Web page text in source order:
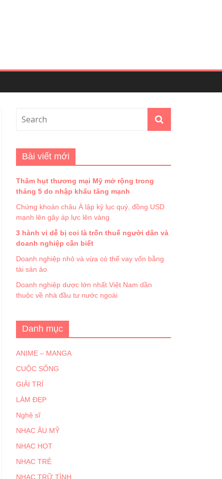
Bài viết mới
Thâm hụt thương mại Mỹ mở rộng trong
tháng 5 do nhập khẩu tăng mạnh
Chứng khoán châu Á lập kỷ lục quý, đồng USD
mạnh lên gây áp lực lên vàng
3 hành vi dễ bị coi là trốn thuế người dân và
doanh nghiệp cần biết
Doanh nghiệp nhỏ và vừa có thể vay vốn bằng
tài sản ảo
Doanh nghiệp dược lớn nhất Việt Nam dần
thuộc về nhà đầu tư nước ngoài
Danh mục
ANIME – MANGA
CUỘC SỐNG
GIẢI TRÍ
LÀM ĐẸP
Nghệ sĩ
NHẠC ÂU MỸ
NHẠC HOT
NHẠC TRẺ
NHẠC TRỮ TÌNH